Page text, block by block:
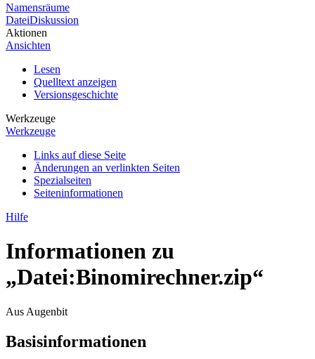
Namensräume
DateiDiskussion
Aktionen
Ansichten
Lesen
Quelltext anzeigen
Versionsgeschichte
Werkzeuge
Werkzeuge
Links auf diese Seite
Änderungen an verlinkten Seiten
Spezialseiten
Seiten­­informationen
Hilfe
Informationen zu
„Datei:Binomirechner.zip“
Aus Augenbit
Basisinformationen